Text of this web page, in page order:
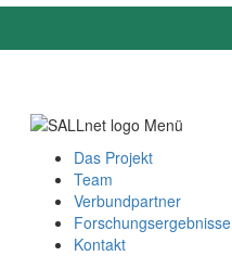
Das Projekt
Team
Verbundpartner
Forschungsergebnisse
Kontakt